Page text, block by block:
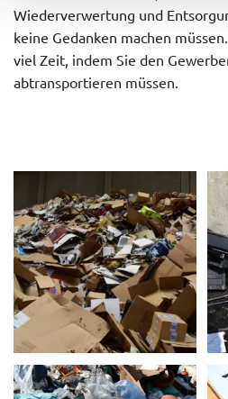
Wiederverwertung und
keine Gedanken machen
viel Zeit, indem Sie den
abtransportieren müssen.